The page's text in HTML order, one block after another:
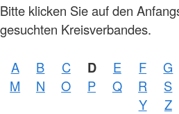
Bitte klicken Sie auf den
gesuchten Kreisverbandes.
A B C D E F G
M
N O P Q R S
Y
Z